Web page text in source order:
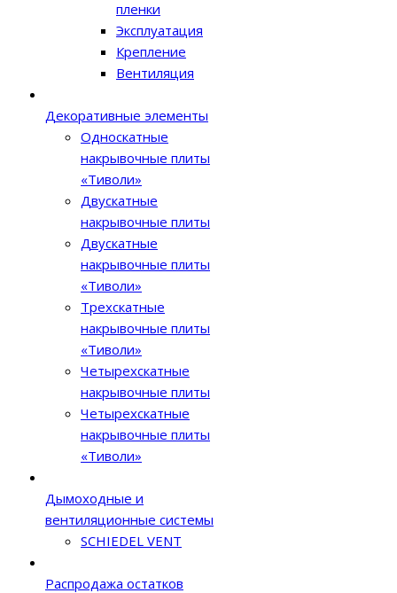
пленки
Эксплуатация
Крепление
Вентиляция
Декоративные элементы
Односкатные
накрывочные плиты
«Тиволи»
Двускатные
накрывочные плиты
Двускатные
накрывочные плиты
«Тиволи»
Трехскатные
накрывочные плиты
«Тиволи»
Четырехскатные
накрывочные плиты
Четырехскатные
накрывочные плиты
«Тиволи»
Дымоходные и
вентиляционные системы
SCHIEDEL VENT
Распродажа остатков